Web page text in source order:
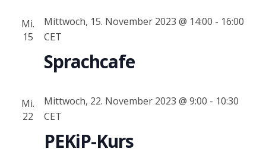
Mi.
15
Mittwoch, 15. November 2023 @ 14:00 - 16:00
CET
Sprachcafe
Mi.
22
Mittwoch, 22. November 2023 @ 9:00 - 10:30
CET
PEKiP-Kurs